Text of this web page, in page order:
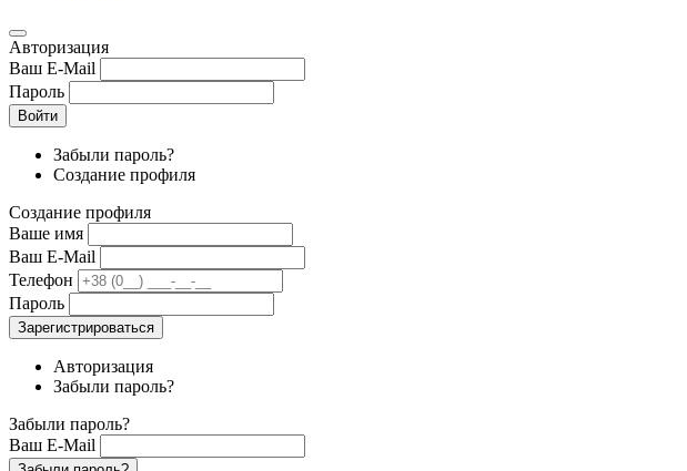
Авторизация
Ваш E-Mail
Пароль
Войти
Забыли пароль?
Создание профиля
Создание профиля
Ваше имя
Ваш E-Mail
Телефон
Пароль
Зарегистрироваться
Авторизация
Забыли пароль?
Забыли пароль?
Ваш E-Mail